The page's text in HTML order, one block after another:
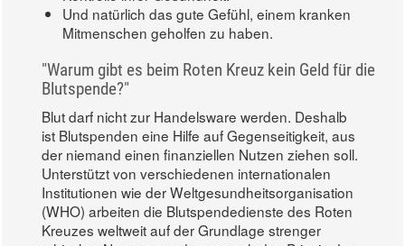
Und natürlich das gute Gefühl, einem kranken
Mitmenschen geholfen zu haben.
"Warum gibt es beim Roten Kreuz kein Geld für die
Blutspende?"
Blut darf nicht zur Handelsware werden. Deshalb
ist Blutspenden eine Hilfe auf Gegenseitigkeit, aus
der niemand einen finanziellen Nutzen ziehen soll.
Unterstützt von verschiedenen internationalen
Institutionen wie der Weltgesundheitsorganisation
(WHO) arbeiten die Blutspendedienste des Roten
Kreuzes weltweit auf der Grundlage strenger